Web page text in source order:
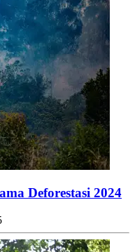
Deforestasi 2024